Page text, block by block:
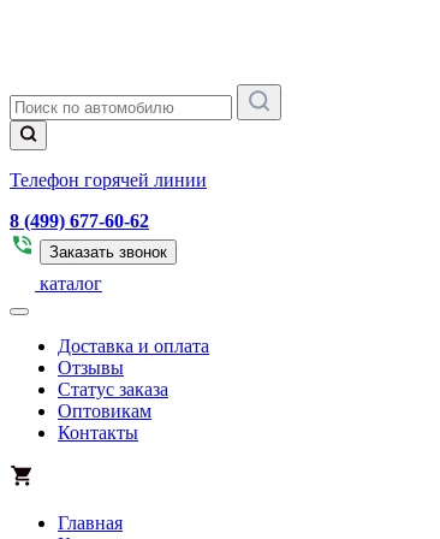
Телефон горячей линии
8 (499) 677-60-62
Заказать звонок
каталог
Доставка и оплата
Отзывы
Статус заказа
Оптовикам
Контакты
Главная